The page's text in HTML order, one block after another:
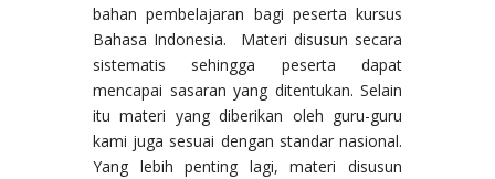
bahan pembelajaran bagi peserta kursus
Bahasa Indonesia. Materi disusun secara
sistematis sehingga peserta dapat
mencapai sasaran yang ditentukan. Selain
itu materi yang diberikan oleh guru-guru
kami juga sesuai dengan standar nasional.
Yang lebih penting lagi, materi disusun